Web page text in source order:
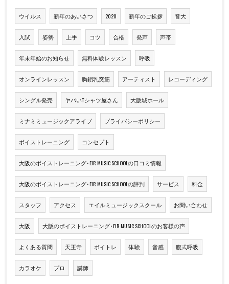
ウイルス 新年のあいさつ 2020 新年のご挨拶 音大
入試 姿勢 上手 コツ 合格 発声 声帯
年末年始のお知らせ 無料体験レッスン 呼吸
オンラインレッスン 胸鎖乳突筋 アーティスト レコーディング
シングル発売 ヤバいTシャツ屋さん 大阪城ホール
ミナミミュージックアライブ プライバシーポリシー
ボイストレーニング コンセプト
大阪のボイストレーニング･EIR MUSIC SCHOOLの口コミ情報
大阪のボイストレーニング･EIR MUSIC SCHOOLの評判 サービス 料金
スタッフ アクセス エイルミュージックスクール お問い合わせ
大阪 大阪のボイストレーニング･EIR MUSIC SCHOOLのお客様の声
よくある質問 天王寺 ボイトレ 体験 音感 腹式呼吸
カラオケ プロ 講師